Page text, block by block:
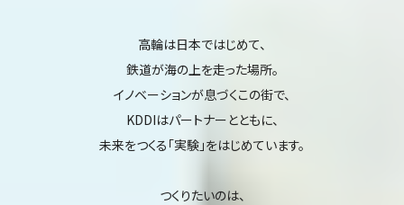
高輪は日本ではじめて、
鉄道が海の上を走った場所。
イノベーションが息づくこの街で、
KDDIはパートナーとともに、
未来をつくる「実験」をはじめています。
つくりたいのは、